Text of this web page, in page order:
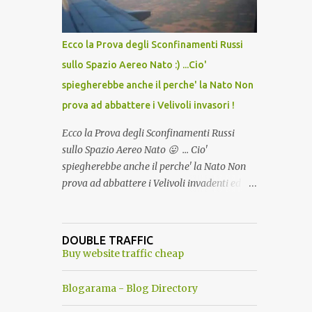
del Capo, era "spettacolare Ghiacciato, ma
andava bene anche, a Temperatura
Ambiente"! Riproponiamo l'articolo per NON
Ecco la Prova degli Sconfinamenti Russi
sullo Spazio Aereo Nato :) ...Cio'
spiegherebbe anche il perche' la Nato Non
prova ad abbattere i Velivoli invasori !
Ecco la Prova degli Sconfinamenti Russi
sullo Spazio Aereo Nato 😛 ... Cio'
spiegherebbe anche il perche' la Nato Non
prova ad abbattere i Velivoli invadenti ed
alcuna notizia di un'invasione dello spazio
aereo NATO da parte di un robot chiamato
ancora una fantasia Nato o forse una "False
DOUBLE TRAFFIC
Buy website traffic cheap
Blogarama - Blog Directory